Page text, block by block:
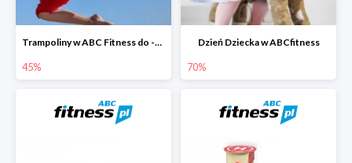
Trampoliny w ABC Fitness do -45%
45%
Dzień Dziecka w ABCfitness
70%